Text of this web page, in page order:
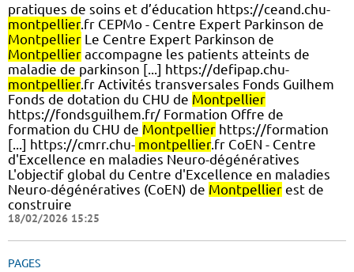
pratiques de soins et d’éducation https://ceand.chu-
montpellier.fr CEPMo - Centre Expert Parkinson de
Montpellier Le Centre Expert Parkinson de
Montpellier accompagne les patients atteints de
maladie de parkinson [...] https://defipap.chu-
montpellier.fr Activités transversales Fonds Guilhem
Fonds de dotation du CHU de Montpellier
https://fondsguilhem.fr/ Formation Offre de
formation du CHU de Montpellier https://formation
[...] https://cmrr.chu- montpellier.fr CoEN - Centre
d'Excellence en maladies Neuro-dégénératives
L'objectif global du Centre d'Excellence en maladies
Neuro-dégénératives (CoEN) de Montpellier est de
construire
18/02/2026 15:25
PAGES